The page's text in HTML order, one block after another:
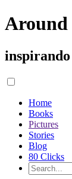
Around
Home
Books
Pictures
Stories
Blog
80 Clicks